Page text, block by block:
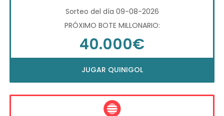
Sorteo del día 09-08-2026
PRÓXIMO BOTE MILLONARIO:
40.000€
JUGAR QUINIGOL